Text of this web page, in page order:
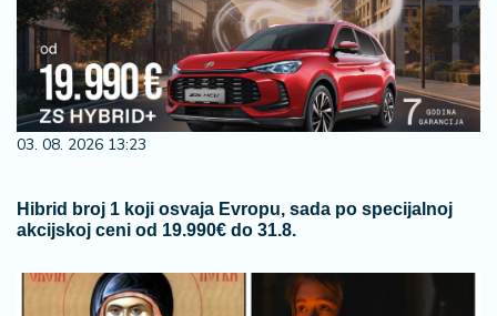
03. 08. 2026 13:23
Hibrid broj 1 koji osvaja Evropu, sada po specijalnoj
akcijskoj ceni od 19.990€ do 31.8.